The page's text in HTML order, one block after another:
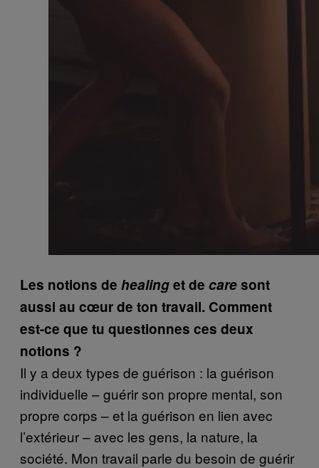
Les notions de healinget de caresont
aussi au cœur de ton travail. Comment
est-ce que tu questionnes ces deux
notions ?
Il y a deux types de guérison : la guérison
individuelle – guérir son propre mental, son
propre corps – et la guérison en lien avec
l’extérieur – avec les gens, la nature, la
société. Mon travail parle du besoin de guérir